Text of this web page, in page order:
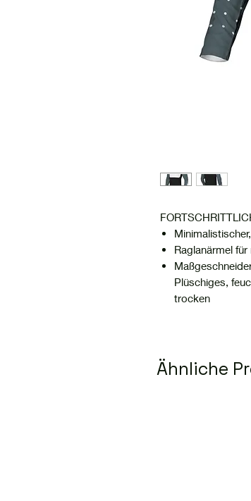
Raglanärmel
Plüschiges,
trocken
Ähnliche